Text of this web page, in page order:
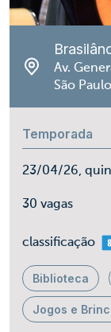
Av.
São Paulo
Temporada
23/04/26,
30 vagas
classificação
Biblioteca
Jogos e